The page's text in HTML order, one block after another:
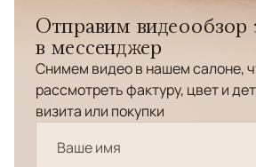
Отправим видеообзор
в мессенджер
Снимем видео в нашем салоне,
рассмотреть фактуру, цвет и
визита или покупки